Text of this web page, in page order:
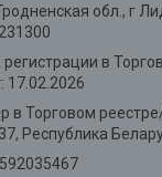
обл., г
в
17.02.2026
в Торговом
Республика